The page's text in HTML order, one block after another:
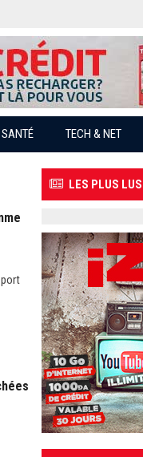
SANTÉ TECH & NET
LES PLUS LUS